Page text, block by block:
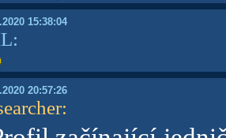
15:38:04
20:57:26
: